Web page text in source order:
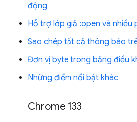
động
Hỗ trợ lớp giả :open và nhiều
Sao chép tất cả thông báo
Đơn vị byte trong bảng điều
Những điểm nổi bật khác
Chrome 133